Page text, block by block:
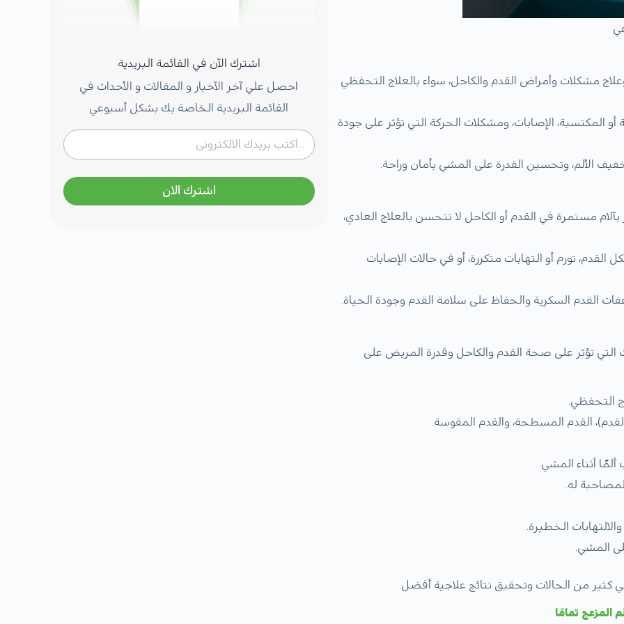
وأمراض القدم والكاحل، سواء بالعلاج التحفظي
المكتسبة، الإصابات، ومشكلات الحركة التي تؤثر على جودة
الألم، وتحسين القدرة على المشي بأمان وراحة.
مستمرة في القدم أو الكاحل لا تتحسن بالعلاج العادي،
تورم أو التهابات متكررة، أو في حالات الإصابات
القدم السكرية والحفاظ على سلامة القدم وجودة الحياة.
تؤثر على صحة القدم والكاحل وقدرة المريض على
التحفظي.
القدم المسطحة، والقدم المقوسة.
أثناء المشي.
له.
الخطيرة.
المشي.
من الحالات وتحقيق نتائج علاجية أفضل.
المزعج تمامًا
اشترك الآن في القائمة البريدية
احصل علي آخر الآخبار و المقالات و الأحداث في
القائمة البريدية الخاصة بك بشكل أسبوعي
اشترك الان